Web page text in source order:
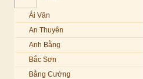
Diệu Pháp Liên Hoa - Kim Linh
Bảo Yến và Khắc Dũng
Bé Minh Tú
Bé Phương Anh
Bé Xuân Mai
Bích Hồng
Ái Vân
An Thuyên
Anh Bằng
Bắc Sơn
Bằng Cường